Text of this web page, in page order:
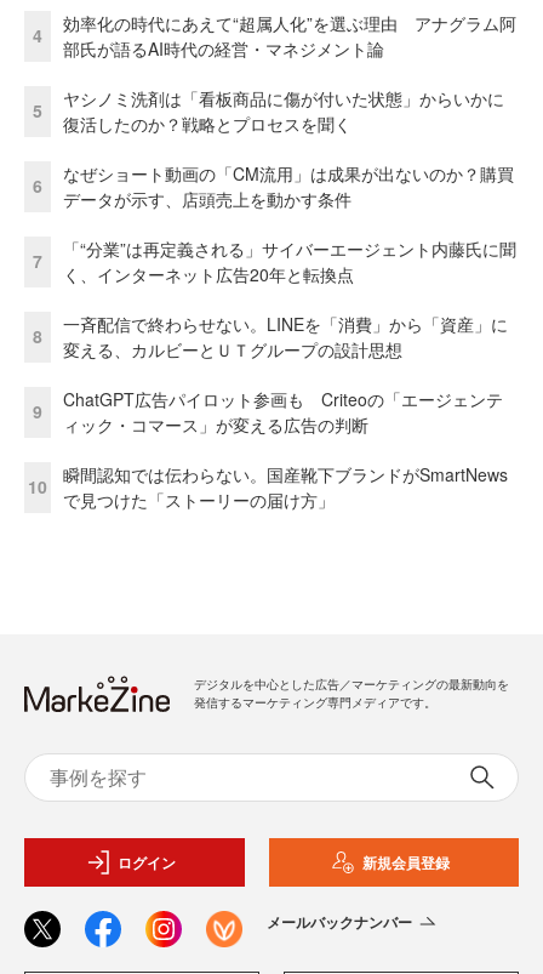
4
効率化の時代にあえて“超属人化”を選ぶ理由 アナグラム阿
部氏が語るAI時代の経営・マネジメント論
5
ヤシノミ洗剤は「看板商品に傷が付いた状態」からいかに
復活したのか？戦略とプロセスを聞く
6
なぜショート動画の「CM流用」は成果が出ないのか？購買
データが示す、店頭売上を動かす条件
7
「“分業”は再定義される」サイバーエージェント内藤氏に聞
く、インターネット広告20年と転換点
8
一斉配信で終わらせない。LINEを「消費」から「資産」に
変える、カルビーとＵＴグループの設計思想
9
ChatGPT広告パイロット参画も Criteoの「エージェンテ
ィック・コマース」が変える広告の判断
10
瞬間認知では伝わらない。国産靴下ブランドがSmartNews
で見つけた「ストーリーの届け方」
デジタルを中心とした広告／マーケティングの最新動向を
発信するマーケティング専門メディアです。
ログイン 新規会員登録
メールバックナンバー